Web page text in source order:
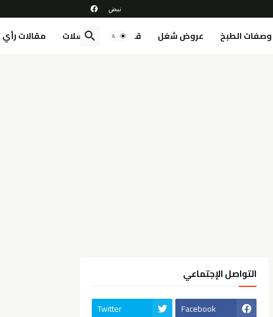
وصفات الطبخ عروض شغل قصص مسلسلات مقالات رأي
التواصل الإجتماعي
Facebook
Twitter